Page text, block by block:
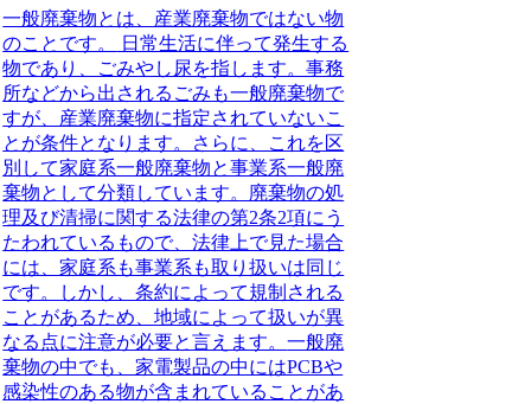
一般廃棄物とは、産業廃棄物ではない物
のことです。
日常生活に伴って発生する
物であり、ごみやし尿を指します。事務
所などから出されるごみも一般廃棄物で
すが、産業廃棄物に指定されていないこ
とが条件となります。さらに、これを区
別して家庭系一般廃棄物と事業系一般廃
棄物として分類しています。廃棄物の処
理及び清掃に関する法律の第2条2項にう
たわれているもので、法律上で見た場合
には、家庭系も事業系も取り扱いは同じ
です。しかし、条約によって規制される
ことがあるため、地域によって扱いが異
なる点に注意が必要と言えます。一般廃
棄物の中でも、家電製品の中にはPCBや
感染性のある物が含まれていることがあ